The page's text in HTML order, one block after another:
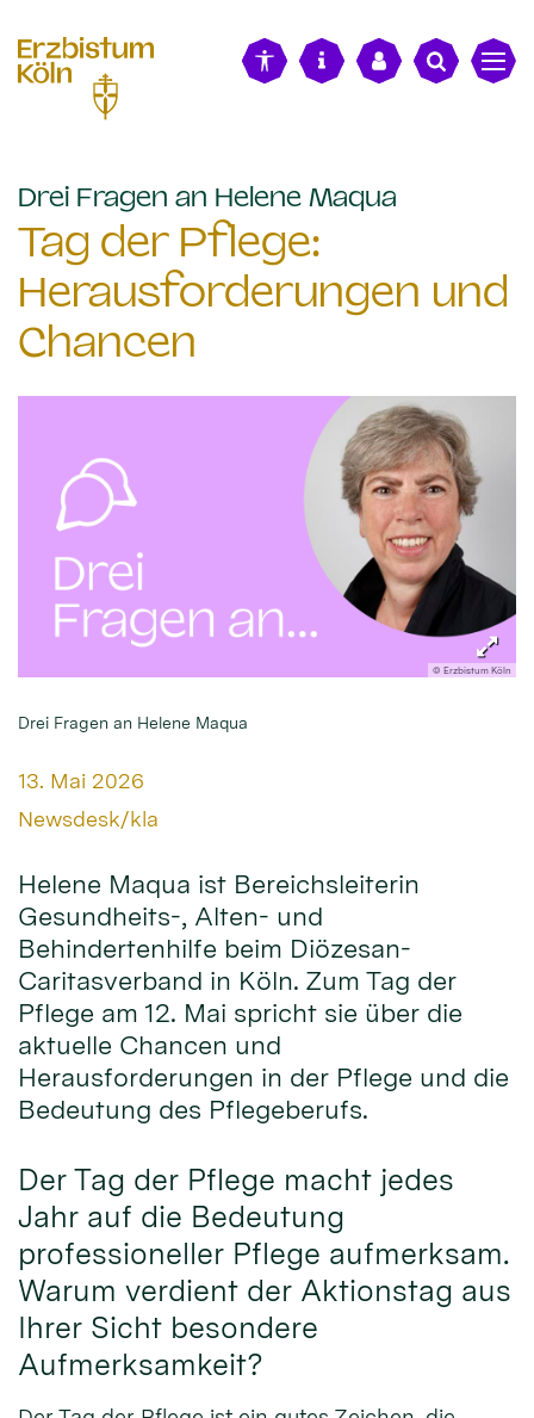
Drei Fragen an Helene Maqua
Tag der Pflege:
Herausforderungen und
Chancen
© Erzbistum Köln
Drei Fragen an Helene Maqua
Datum:
13. Mai 2026
Von:
Newsdesk/kla
Helene Maqua ist Bereichsleiterin
Gesundheits-, Alten- und
Behindertenhilfe beim Diözesan-
Caritasverband in Köln. Zum Tag der
Pflege am 12. Mai spricht sie über die
aktuelle Chancen und
Herausforderungen in der Pflege und die
Bedeutung des Pflegeberufs.
Der Tag der Pflege macht jedes
Jahr auf die Bedeutung
professioneller Pflege aufmerksam.
Warum verdient der Aktionstag aus
Ihrer Sicht besondere
Aufmerksamkeit?